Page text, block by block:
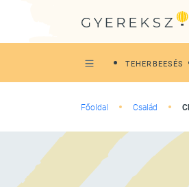
TEHERBEESÉS
Főoldal Család